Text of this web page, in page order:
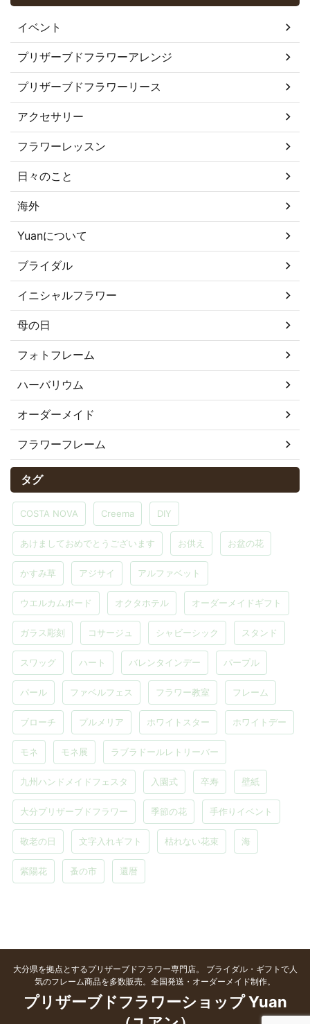
イベント
プリザーブドフラワーアレンジ
プリザーブドフラワーリース
アクセサリー
フラワーレッスン
日々のこと
海外
Yuanについて
ブライダル
イニシャルフラワー
母の日
フォトフレーム
ハーバリウム
オーダーメイド
フラワーフレーム
タグ
COSTA NOVA Creema DIY
あけましておめでとうございます お供え お盆の花
かすみ草 アジサイ アルファベット
ウエルカムボード オクタホテル オーダーメイドギフト
ガラス彫刻 コサージュ シャビーシック スタンド
スワッグ ハート バレンタインデー パープル
パール ファベルフェス フラワー教室 フレーム
ブローチ プルメリア ホワイトスター ホワイトデー
モネ モネ展 ラブラドールレトリーバー
九州ハンドメイドフェスタ 入園式 卒寿 壁紙
大分プリザーブドフラワー 季節の花 手作りイベント
敬老の日 文字入れギフト 枯れない花束 海
紫陽花 蚤の市 還暦
大分県を拠点とするプリザーブドフラワー専門店。 ブライダル・ギフトで人
気のフレーム商品を多数販売。全国発送・オーダーメイド制作。
プリザーブドフラワーショップ Yuan